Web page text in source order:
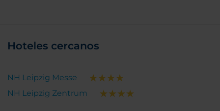
Hoteles cercanos
NH Leipzig Messe
NH Leipzig Zentrum